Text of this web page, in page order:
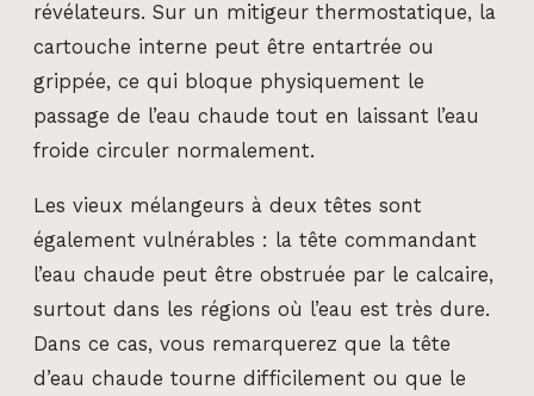
révélateurs. Sur un mitigeur thermostatique, la
cartouche interne peut être entartrée ou
grippée, ce qui bloque physiquement le
passage de l’eau chaude tout en laissant l’eau
froide circuler normalement.
Les vieux mélangeurs à deux têtes sont
également vulnérables : la tête commandant
l’eau chaude peut être obstruée par le calcaire,
surtout dans les régions où l’eau est très dure.
Dans ce cas, vous remarquerez que la tête
d’eau chaude tourne difficilement ou que le